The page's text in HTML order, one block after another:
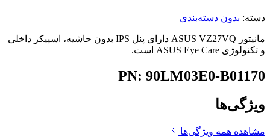
دسته: بدون دسته‌بندی
مانیتور ASUS VZ27VQ دارای پنل IPS بدون حاشیه، اسپیکر داخلی
و تکنولوژی ASUS Eye Care است.
PN: 90LM03E0-B01170
ویژگی‌ها
مشاهده همه ویژگی‌ها